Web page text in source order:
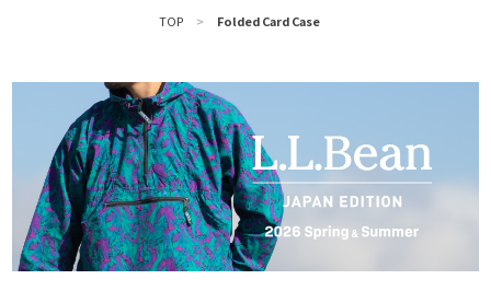
TOP > Folded Card Case